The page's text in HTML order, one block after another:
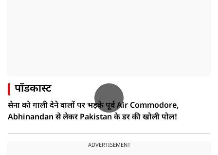
पॉडकास्ट
सेना को गाली देने वालों पर भड़के पूर्व Air Commodore,
Abhinandan से लेकर Pakistan के डर की खोली पोल!
ADVERTISEMENT